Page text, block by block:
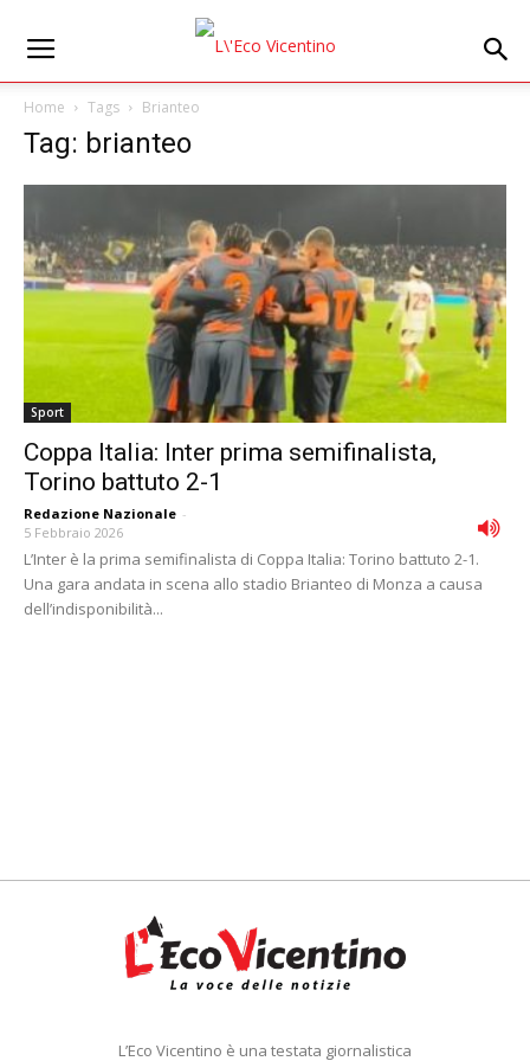
Home Tags Brianteo
Tag: brianteo
Sport
Coppa Italia: Inter prima semifinalista,
Torino battuto 2-1
Redazione Nazionale -
5 Febbraio 2026
L’Inter è la prima semifinalista di Coppa Italia: Torino battuto 2-1.
Una gara andata in scena allo stadio Brianteo di Monza a causa
dell’indisponibilità...
L’Eco Vicentino è una testata giornalistica